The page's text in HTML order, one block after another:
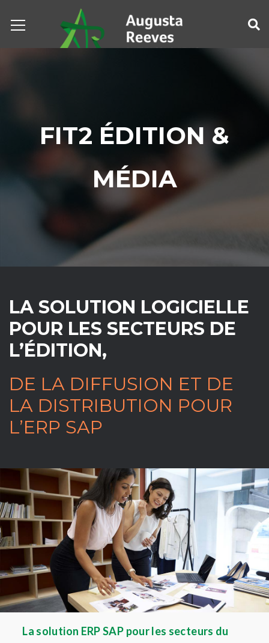
FIT2 ÉDITION &
MÉDIA
LA SOLUTION LOGICIELLE
POUR LES SECTEURS DE
L’ÉDITION,
DE LA DIFFUSION ET DE
LA DISTRIBUTION POUR
L’ERP SAP
La solution ERP SAP pour les secteurs du